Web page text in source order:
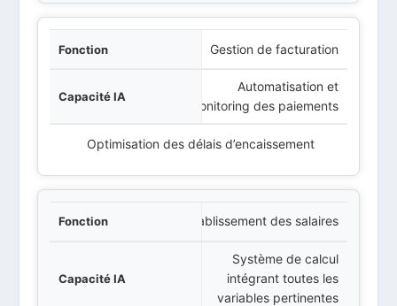
Gestion de facturation
Automatisation et
monitoring des paiements
Optimisation des délais d’encaissement
Établissement des salaires
Système de calcul
intégrant toutes les
variables pertinentes